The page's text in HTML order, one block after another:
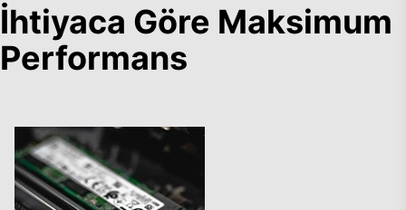
İhtiyaca Göre Maksimum
Performans